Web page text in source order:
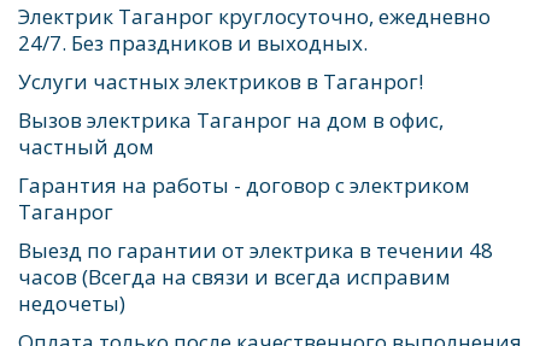
Электрик Таганрог круглосуточно, ежедневно
24/7. Без праздников и выходных.
Услуги частных электриков в Таганрог!
Вызов электрика Таганрог на дом в офис,
частный дом
Гарантия на работы - договор с электриком
Таганрог
Выезд по гарантии от электрика в течении 48
часов (Всегда на связи и всегда исправим
недочеты)